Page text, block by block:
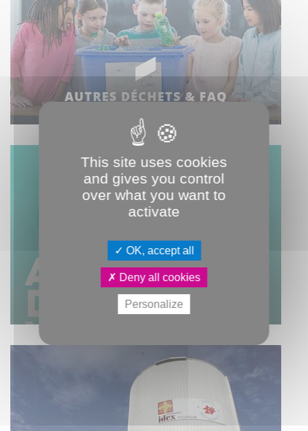
AUTRES DÉCHETS & FAQ
ATELIERS DO IT YOURSELF
This site uses cookies
and gives you control
over what you want to
activate
OK, accept all
Deny all cookies
Personalize